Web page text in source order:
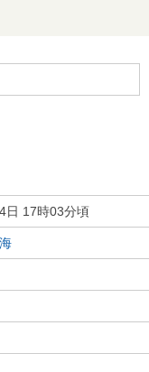
日 17時03分頃